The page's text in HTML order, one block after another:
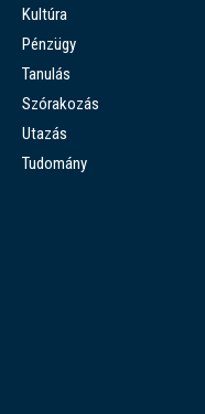
Kultúra
Pénzügy
Tanulás
Szórakozás
Utazás
Tudomány